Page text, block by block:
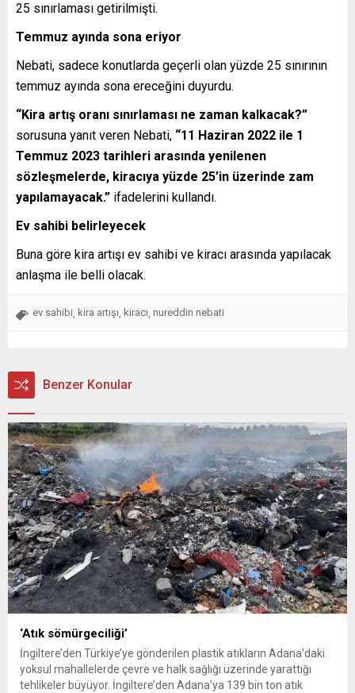
25 sınırlaması getirilmişti.
Temmuz ayında sona eriyor
Nebati, sadece konutlarda geçerli olan yüzde 25 sınırının
temmuz ayında sona ereceğini duyurdu.
“Kira artış oranı sınırlaması ne zaman kalkacak?”
sorusuna yanıt veren Nebati, “11 Haziran 2022 ile 1
Temmuz 2023 tarihleri arasında yenilenen
sözleşmelerde, kiracıya yüzde 25’in üzerinde zam
yapılamayacak.” ifadelerini kullandı.
Ev sahibi belirleyecek
Buna göre kira artışı ev sahibi ve kiracı arasında yapılacak
anlaşma ile belli olacak.
ev sahibi, kira artışı, kiracı, nureddin nebati
Benzer Konular
‘Atık sömürgeciliği’
İngiltere’den Türkiye’ye gönderilen plastik atıkların Adana’daki
yoksul mahallelerde çevre ve halk sağlığı üzerinde yarattığı
tehlikeler büyüyor. İngiltere’den Adana’ya 139 bin ton atık